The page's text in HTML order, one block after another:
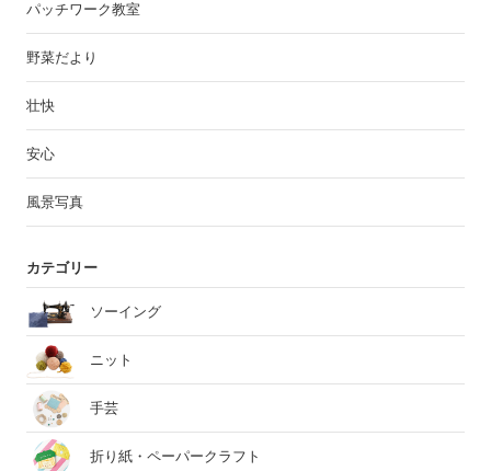
パッチワーク教室
野菜だより
壮快
安心
風景写真
カテゴリー
ソーイング
ニット
手芸
折り紙・ペーパークラフト